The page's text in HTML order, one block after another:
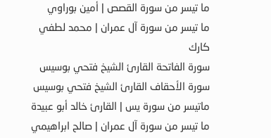
ما تيسر من سورة القصص | أمين بوراوي
ما تيسر من سورة آل عمران | محمد لطفي
كارك
سورة الفاتحة القارئ الشيخ فتحي بوسيس
سورة الأحقاف القارئ الشيخ فتحي بوسيس
ماتيسر من سورة يس | القارئ خالد أبو عبيدة
ما تيسر من سورة آل عمران | صالح ابراهيمي